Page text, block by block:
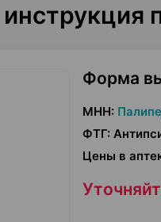
Форма
МНН:
ФТГ:
Цены в